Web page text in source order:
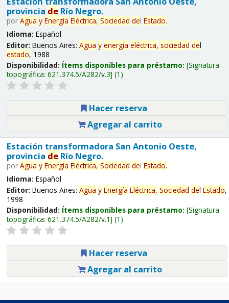
provincia deRío Negro.
por Agua y Energía Eléctrica, Sociedad del Estado.
Idioma: Español
Editor: Buenos Aires: Agua y energía eléctrica, sociedad del
estado, 1988
Disponibilidad: Ítems disponibles para préstamo: Signatura
topográfica: 621.374.5/A282/v.3 (1).
Hacer reserva
Agregar al carrito
Estación transformadora San Antonio Oeste,
provincia deRío Negro.
por Agua y Energía Eléctrica, Sociedad del Estado.
Idioma: Español
Editor: Buenos Aires: Agua y Energía Eléctrica, Sociedad del Estado,
1998
Disponibilidad: Ítems disponibles para préstamo: Signatura
topográfica: 621.374.5/A282/v.1 (1).
Hacer reserva
Agregar al carrito